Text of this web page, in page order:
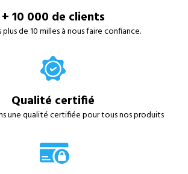
+ 10 000 de clients
de 10 milles à nous faire confiance.
Qualité certifié
une qualité certifiée pour tous nos produits